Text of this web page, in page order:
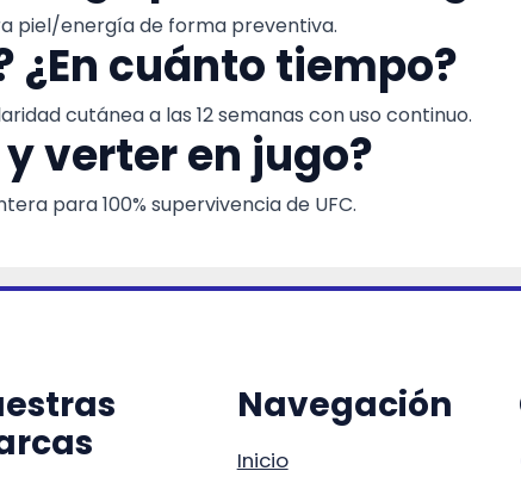
piel/energía de forma preventiva.
¿En cuánto tiempo?
cutánea a las 12 semanas con uso continuo.
verter en jugo?
para 100% supervivencia de UFC.
Navegación
Inicio